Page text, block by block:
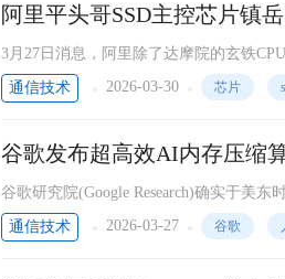
阿里平头哥SSD主控芯片镇
3月27日消息，阿里除了达摩院的玄铁
不知不觉中也突破50万片了。
通信技术 2026-03-30 芯片
谷歌发布超高效AI内存压缩
谷歌研究院(Google Research)确实于美
法。
通信技术 2026-03-27 谷歌